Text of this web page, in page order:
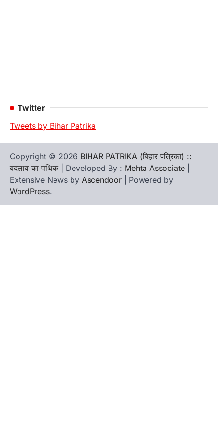
Twitter
Tweets by Bihar Patrika
Copyright © 2026 BIHAR PATRIKA (बिहार पत्रिका) ::
बदलाव का पथिक | Developed By : Mehta Associate
Extensive News by Ascendoor | Powered by
WordPress.